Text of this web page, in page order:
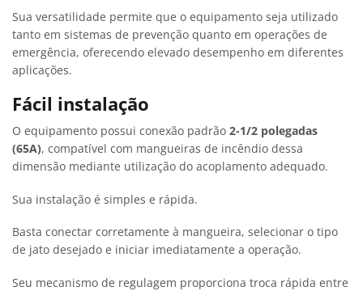
Sua versatilidade permite que o equipamento seja utilizado
tanto em sistemas de prevenção quanto em operações de
emergência, oferecendo elevado desempenho em diferentes
aplicações.
Fácil instalação
O equipamento possui conexão padrão 2-1/2 polegadas
(65A), compatível com mangueiras de incêndio dessa
dimensão mediante utilização do acoplamento adequado.
Sua instalação é simples e rápida.
Basta conectar corretamente à mangueira, selecionar o tipo
de jato desejado e iniciar imediatamente a operação.
Seu mecanismo de regulagem proporciona troca rápida entre